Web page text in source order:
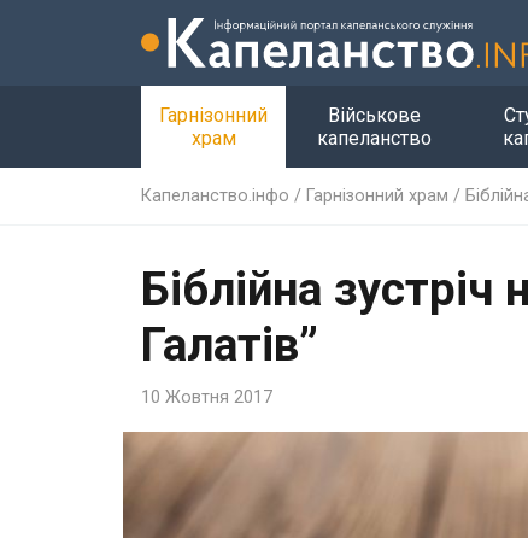
Гарнізонний
храм
Військове
капеланство
Капеланство.інфо / Гарнізонний храм /
Біблійна
Галатів”
10 Жовтня 2017